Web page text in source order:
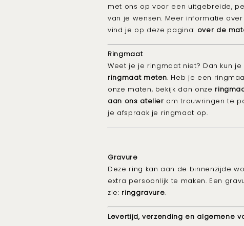
met ons op voor een uitgebreide,
van je wensen. Meer informatie
vind je op deze pagina: over de
Ringmaat
Weet je je ringmaat niet? Dan kun
ringmaat meten. Heb je een
onze maten, bekijk dan onze
aan ons atelier om trouwringen te
je afspraak je ringmaat op.
Gravure
Deze ring kan aan de binnenzijde
extra persoonlijk te maken. Een
zie: ringgravure.
Levertijd, verzending en algemene